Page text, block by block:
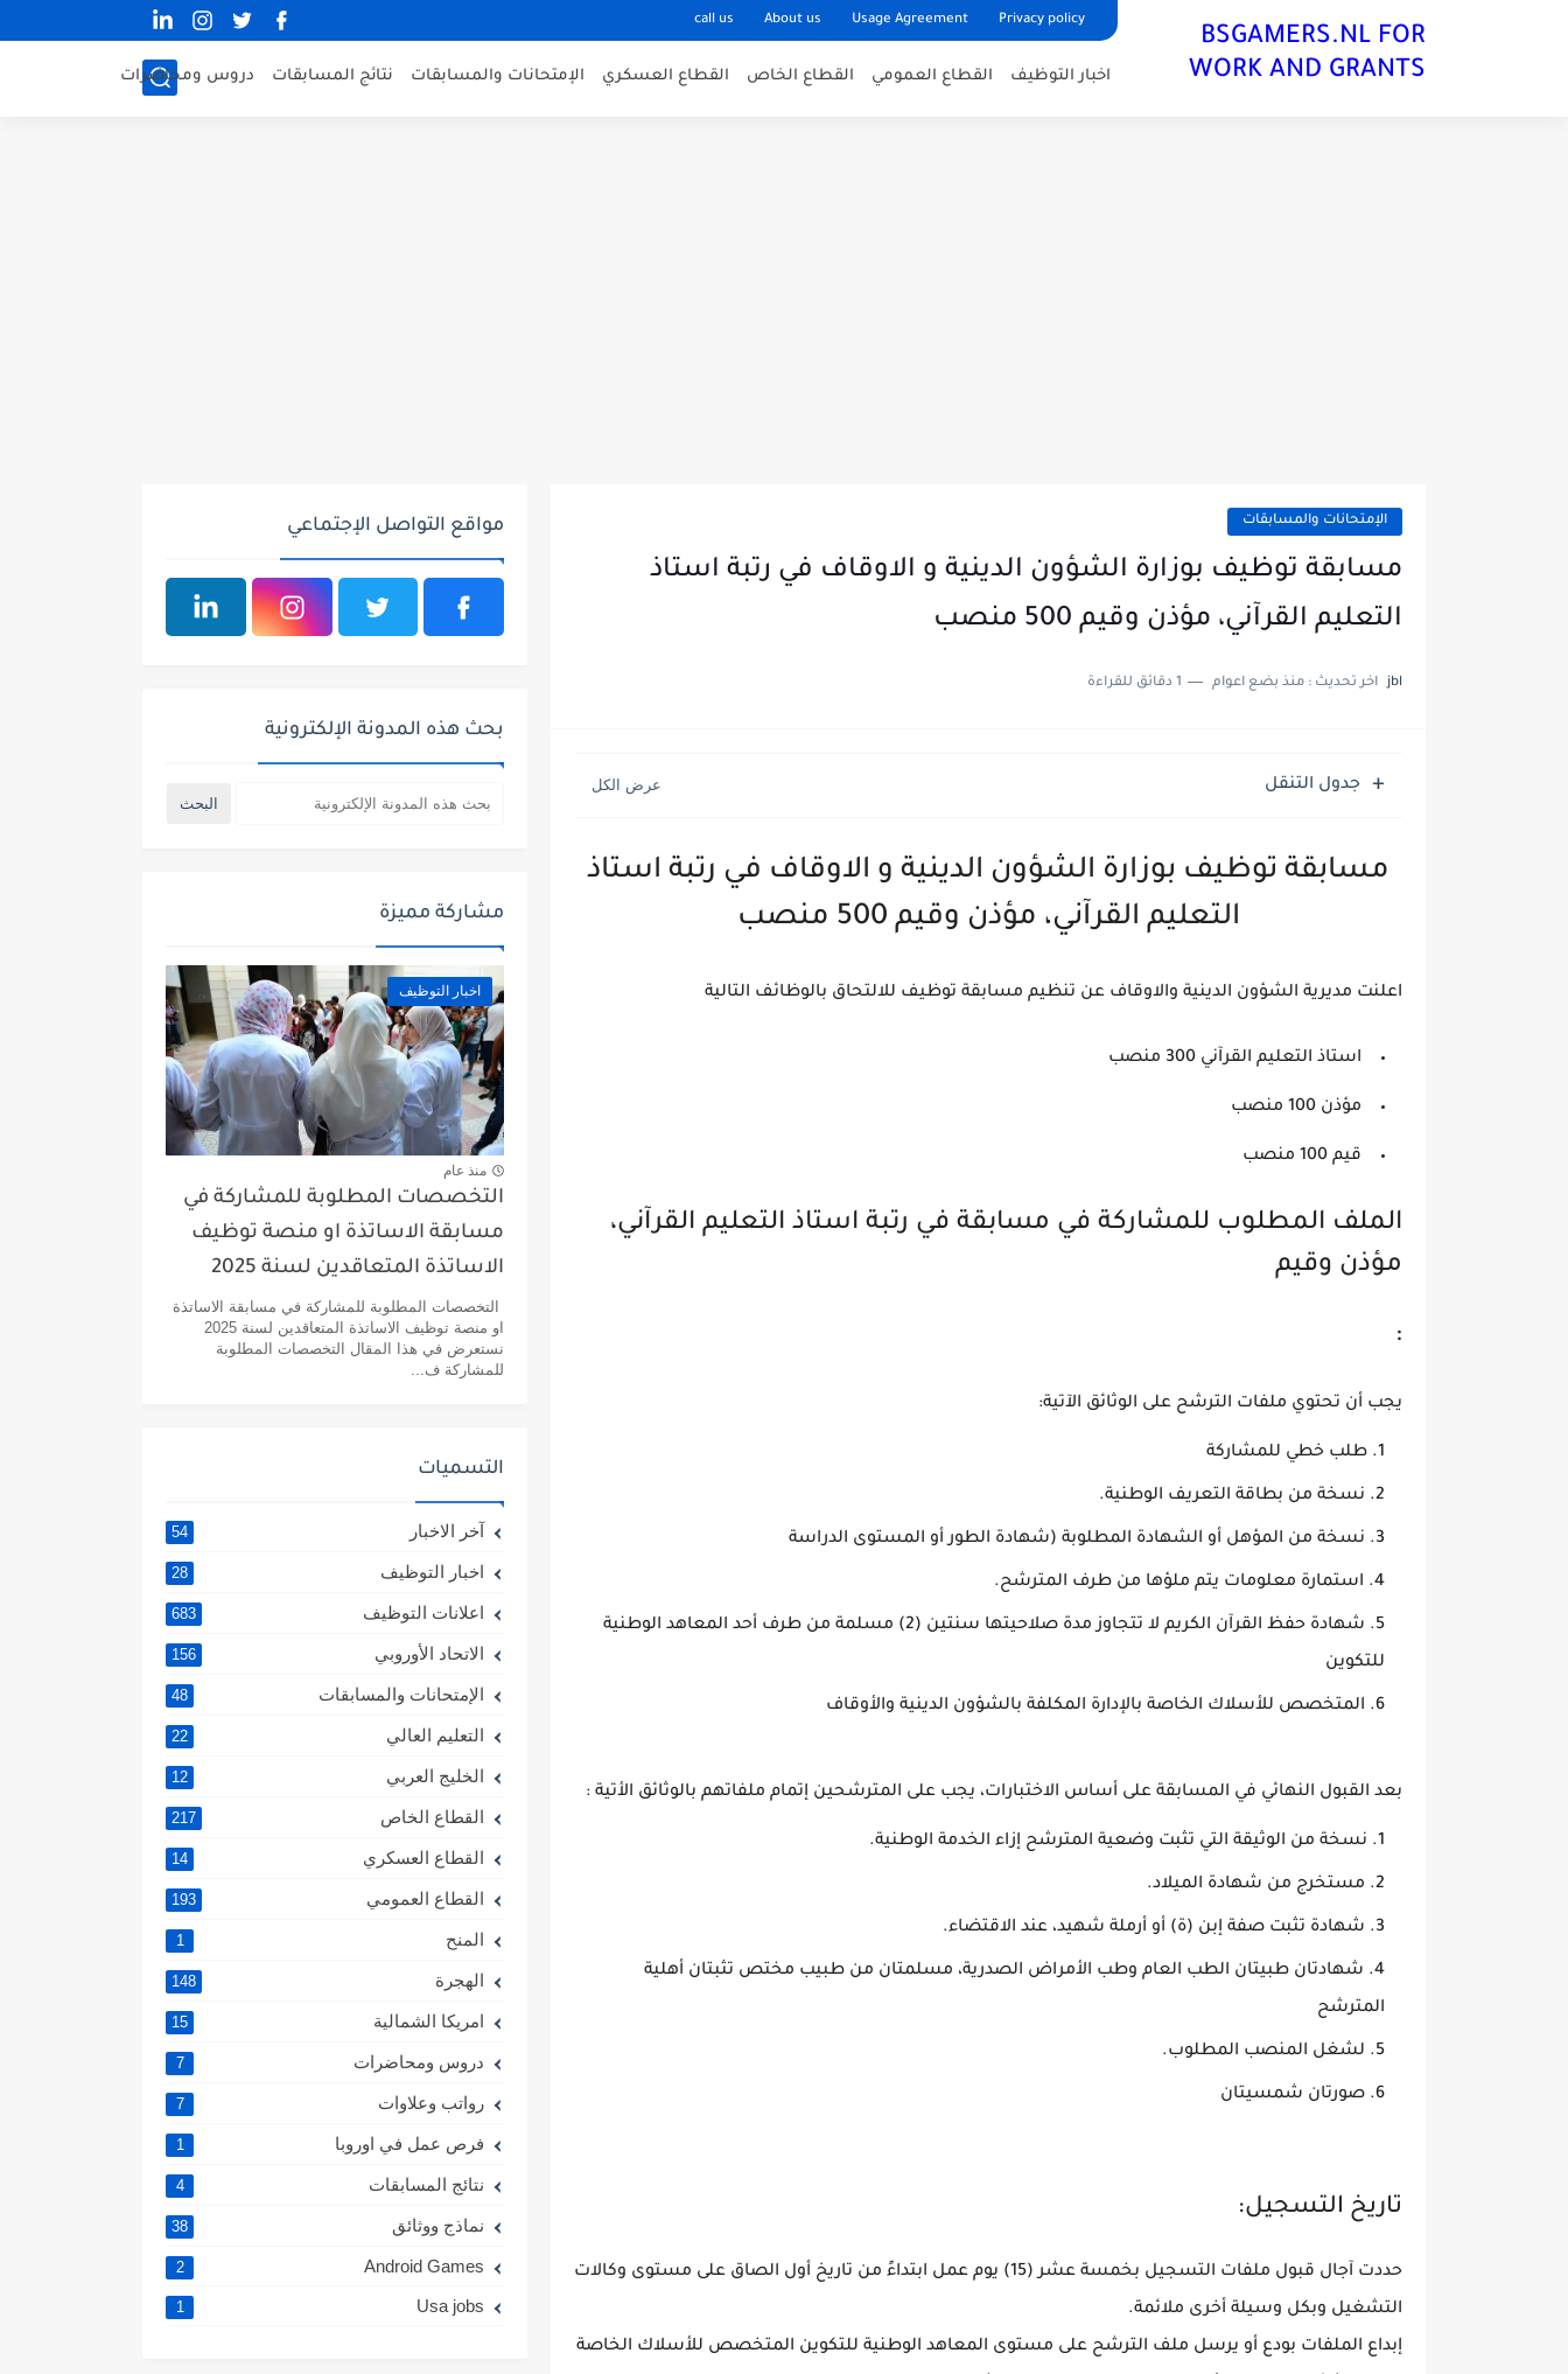
Privacy policy
Usage Agreement
About us
call us
BSGAMERS.NL FOR
WORK AND GRANTS
اخبار التوظيف القطاع العمومي القطاع الخاص القطاع العسكري الإمتحانات والمسابقات نتائج المسابقات دروس ومحاضرات
الإمتحانات والمسابقات
مسابقة توظيف بوزارة الشؤون الدينية و الاوقاف في رتبة استاذ
التعليم القرآني، مؤذن وقيم 500 منصب
jbl اخر تحديث : منذ بضع اعوام 1 دقائق للقراءة
جدول التنقل
مسابقة توظيف بوزارة الشؤون الدينية و الاوقاف في رتبة استاذ
التعليم القرآني، مؤذن وقيم 500 منصب
اعلنت مديرية الشؤون الدينية والاوقاف عن تنظيم مسابقة توظيف للالتحاق بالوظائف التالية
استاذ التعليم القرآني 300 منصب
مؤذن 100 منصب
قيم 100 منصب
الملف المطلوب للمشاركة في مسابقة في رتبة استاذ التعليم القرآني،
مؤذن وقيم
:
يجب أن تحتوي ملفات الترشح على الوثائق الآتية:
طلب خطي للمشاركة
نسخة من بطاقة التعريف الوطنية.
نسخة من المؤهل أو الشهادة المطلوبة (شهادة الطور أو المستوى الدراسة
استمارة معلومات يتم ملؤها من طرف المترشح.
شهادة حفظ القرآن الكريم لا تتجاوز مدة صلاحيتها سنتين (2) مسلمة من طرف أحد المعاهد الوطنية
للتكوين
المتخصص للأسلاك الخاصة بالإدارة المكلفة بالشؤون الدينية والأوقاف
بعد القبول النهائي في المسابقة على أساس الاختبارات، يجب على المترشحين إتمام ملفاتهم بالوثائق الأتية :
نسخة من الوثيقة التي تثبت وضعية المترشح إزاء الخدمة الوطنية.
مستخرج من شهادة الميلاد.
شهادة تثبت صفة إبن (ة) أو أرملة شهيد، عند الاقتضاء.
شهادتان طبيتان الطب العام وطب الأمراض الصدرية، مسلمتان من طبيب مختص تثبتان أهلية
المترشح
لشغل المنصب المطلوب.
صورتان شمسيتان
تاريخ التسجيل:
حددت آجال قبول ملفات التسجيل بخمسة عشر (15) يوم عمل ابتداءً من تاريخ أول الصاق على مستوى وكالات
التشغيل وبكل وسيلة أخرى ملائمة.
إبداع الملفات بودع أو يرسل ملف الترشح على مستوى المعاهد الوطنية للتكوين المتخصص للأسلاك الخاصة
مواقع التواصل الإجتماعي
بحث هذه المدونة الإلكترونية
مشاركة مميزة
اخبار التوظيف
منذ عام
التخصصات المطلوبة للمشاركة في
مسابقة الاساتذة او منصة توظيف
الاساتذة المتعاقدين لسنة 2025
التخصصات المطلوبة للمشاركة في مسابقة الاساتذة
او منصة توظيف الاساتذة المتعاقدين لسنة 2025
نستعرض في هذا المقال التخصصات المطلوبة
للمشاركة ف...
التسميات
آخر الاخبار 54
اخبار التوظيف 28
اعلانات التوظيف 683
الاتحاد الأوروبي 156
الإمتحانات والمسابقات 48
التعليم العالي 22
الخليج العربي 12
القطاع الخاص 217
القطاع العسكري 14
القطاع العمومي 193
المنح 1
الهجرة 148
امريكا الشمالية 15
دروس ومحاضرات 7
رواتب وعلاوات 7
فرص عمل في اوروبا 1
نتائج المسابقات 4
نماذج ووثائق 38
Android Games
2
Usa jobs
1